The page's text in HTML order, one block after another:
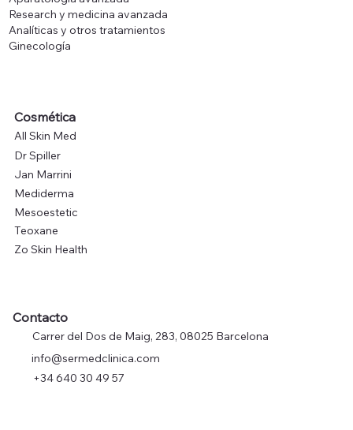
Research y medicina avanzada
Analíticas y otros tratamientos
Ginecología
Cosmética
All Skin Med
Dr Spiller
Jan Marrini
Mediderma
Mesoestetic
Teoxane
Zo Skin Health
Contacto
Carrer del Dos de Maig, 283, 08025 Barcelona
info@sermedclinica.com
+34 640 30 49 57